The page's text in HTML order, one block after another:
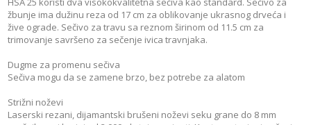
žbunje ima dužinu reza od 17 cm za oblikovanje ukrasnog drveća i
žive ograde. Sečivo za travu sa reznom širinom od 11.5 cm za
trimovanje savršeno za sečenje ivica travnjaka.
Dugme za promenu sečiva
Sečiva mogu da se zamene brzo, bez potrebe za alatom
Strižni noževi
Laserski rezani, dijamantski brušeni noževi seku grane do 8 mm